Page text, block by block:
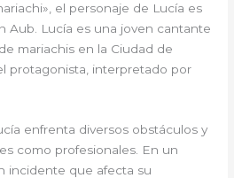
el personaje de Lucía es
Aub. Lucía es una joven cantante
mariachis en la Ciudad de
protagonista, interpretado por
enfrenta diversos obstáculos y
como profesionales. En un
incidente que afecta su